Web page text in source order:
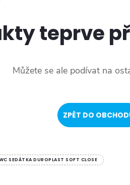
teprve
Můžete se ale podívat na
ZPĚT DO
SEDÁTKA DUROPLAST SOFT CLOSE